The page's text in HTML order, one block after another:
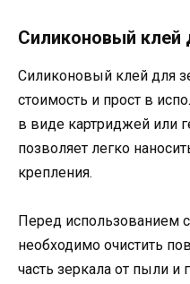
Силиконовый клей
Силиконовый клей для
стоимость и прост в
в виде картриджей или
позволяет легко
крепления.
Перед использованием
необходимо очистить
часть зеркала от пыли и